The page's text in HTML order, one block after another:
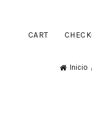
CART
Inicio